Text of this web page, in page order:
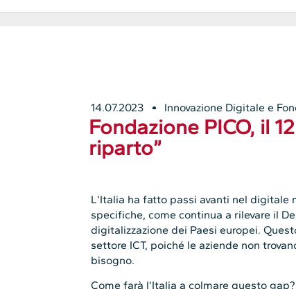
14.07.2023 Innovazione Digitale e
Fondazione PICO, il
riparto”
L’Italia ha fatto passi avanti nel digitale
specifiche, come continua a rilevare il
digitalizzazione dei Paesi europei.
settore ICT, poiché le aziende non
bisogno.
Come farà l’Italia a colmare questo